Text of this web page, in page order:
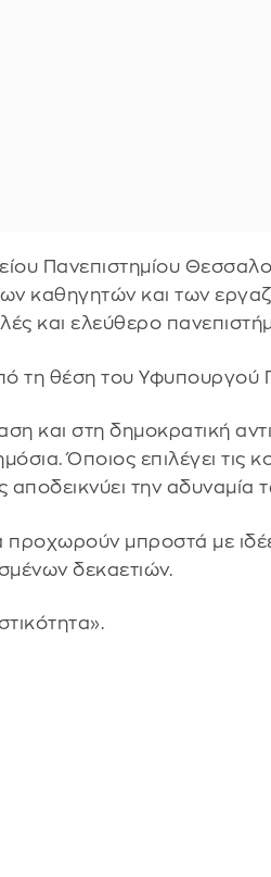
Πανεπιστημίου
καθηγητών και των
και ελεύθερο
τη θέση του Υφυπουργού
και στη δημοκρατική
Όποιος επιλέγει τις
αποδεικνύει την αδυναμία
προχωρούν μπροστά με
δεκαετιών.